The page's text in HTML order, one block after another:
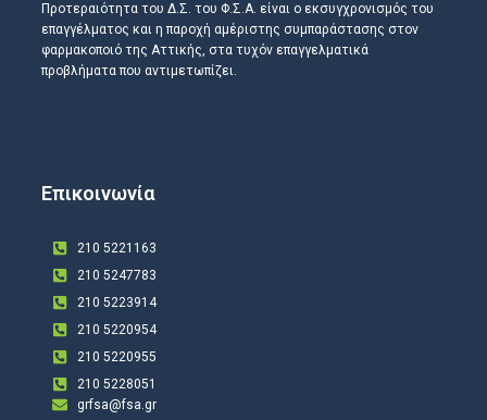
Προτεραιότητα του Δ.Σ. του Φ.Σ.Α. είναι ο εκσυγχρονισμός του
επαγγέλματος και η παροχή αμέριστης συμπαράστασης στον
φαρμακοποιό της Αττικής, στα τυχόν επαγγελματικά
προβλήματα που αντιμετωπίζει.
Επικοινωνία
210 5221163
210 5247783
210 5223914
210 5220954
210 5220955
210 5228051
grfsa@fsa.gr